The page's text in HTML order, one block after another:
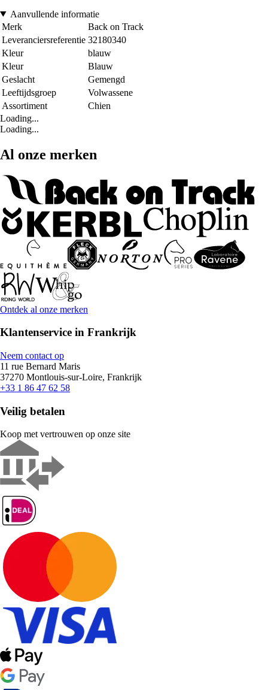
Aanvullende informatie
Merk
Back on Track
Leveranciersreferentie 32180340
Kleur
blauw
Kleur
Blauw
Geslacht
Gemengd
Leeftijdsgroep
Volwassene
Assortiment
Chien
Loading...
Loading...
Al onze merken
Ontdek al onze merken
Klantenservice in Frankrijk
Neem contact op
11 rue Bernard Maris
37270 Montlouis-sur-Loire, Frankrijk
+33 1 86 47 62 58
Veilig betalen
Koop met vertrouwen op onze site